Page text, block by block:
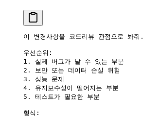
이 변경사항을 코드리뷰 관점으로 봐줘.
우선순위:
1. 실제 버그가 날 수 있는 부분
2. 보안 또는 데이터 손실 위험
3. 성능 문제
4. 유지보수성이 떨어지는 부분
5. 테스트가 필요한 부분
형식: